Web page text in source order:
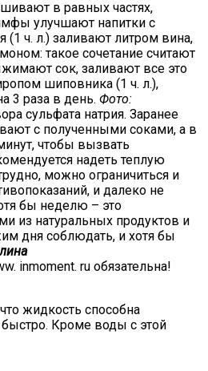
в равных частях,
улучшают напитки с
ч. л.) заливают литром вина,
такое сочетание считают
сок, заливают все это
шиповника (1 ч. л.),
3 раза в день. Фото:
сульфата натрия. Заранее
с полученными соками, а в
чтобы вызвать
надеть теплую
можно ограничиться и
и далеко не
бы неделю – это
из натуральных продуктов и
дня соблюдать, и хотя бы
inmoment. ru обязательна!
жидкость способна
Кроме воды с этой